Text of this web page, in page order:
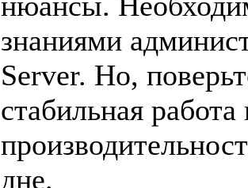
знаниями
Server. Но,
стабильная
дне.